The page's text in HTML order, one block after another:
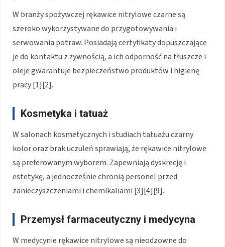
W branży spożywczej rękawice nitrylowe czarne są
szeroko wykorzystywane do przygotowywania i
serwowania potraw. Posiadają certyfikaty dopuszczające
je do kontaktu z żywnością, a ich odporność na tłuszcze i
oleje gwarantuje bezpieczeństwo produktów i higienę
pracy [1][2].
Kosmetyka i tatuaż
W salonach kosmetycznych i studiach tatuażu czarny
kolor oraz brak uczuleń sprawiają, że rękawice nitrylowe
są preferowanym wyborem. Zapewniają dyskrecję i
estetykę, a jednocześnie chronią personel przed
zanieczyszczeniami i chemikaliami [3][4][9].
Przemysł farmaceutyczny i medycyna
W medycynie rękawice nitrylowe są nieodzowne do